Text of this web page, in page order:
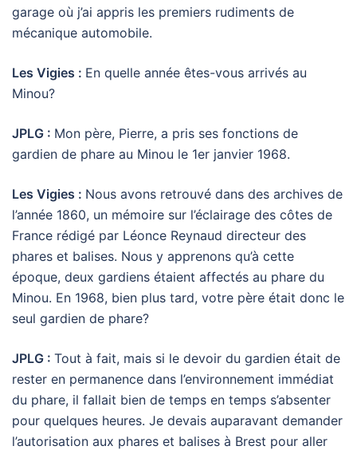
garage où j’ai appris les premiers rudiments de
mécanique automobile.
Les Vigies : En quelle année êtes-vous arrivés au
Minou?
JPLG : Mon père, Pierre, a pris ses fonctions de
gardien de phare au Minou le 1er janvier 1968.
Les Vigies : Nous avons retrouvé dans des archives de
l’année 1860, un mémoire sur l’éclairage des côtes de
France rédigé par Léonce Reynaud directeur des
phares et balises. Nous y apprenons qu’à cette
époque, deux gardiens étaient affectés au phare du
Minou. En 1968, bien plus tard, votre père était donc le
seul gardien de phare?
JPLG : Tout à fait, mais si le devoir du gardien était de
rester en permanence dans l’environnement immédiat
du phare, il fallait bien de temps en temps s’absenter
pour quelques heures. Je devais auparavant demander
l’autorisation aux phares et balises à Brest pour aller